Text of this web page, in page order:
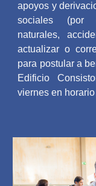
apoyos y
sociales (por
naturales,
actualizar o
para postular a
Edificio
viernes en